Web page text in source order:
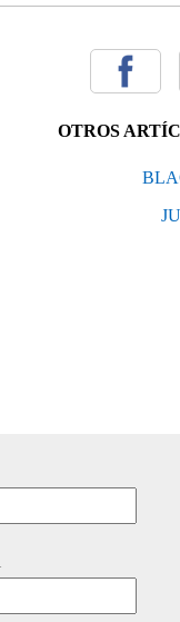
OTROS